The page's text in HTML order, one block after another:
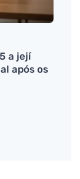
a její
após os